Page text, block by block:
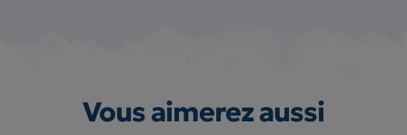
Vous aimerez aussi